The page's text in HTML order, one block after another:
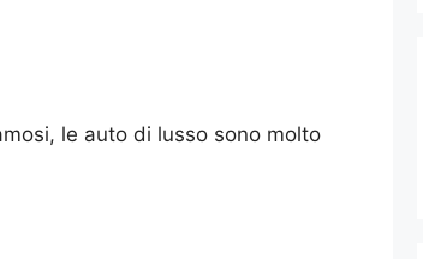
le auto di lusso sono molto